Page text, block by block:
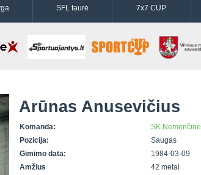
SFL taurė 7x7 CUP
Arūnas Anusevičius
Komanda:
SK Nemenčinė
Pozicija:
Saugas
Gimimo data:
1984-03-09
Amžius
42 metai